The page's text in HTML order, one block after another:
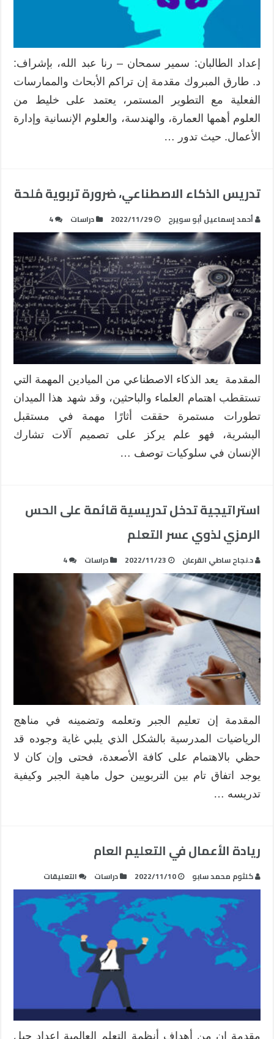
إعداد الطالبان: سمير سمحان – رنا عبد الله، بإشراف:
د. طارق المبروك مقدمة إن تراكم الأبحاث والممارسات
الفعلية مع التطوير المستمر، يعتمد على خليط من
العلوم أهمها العمارة، والهندسة، والعلوم الإنسانية وإدارة
الأعمال. حيث تدور …
تدريس الذكاء الاصطناعي، ضرورة تربوية مُلحة
أحمد إسماعيل أبو سويرح 2022/11/29 دراسات 4
المقدمة يعد الذكاء الاصطناعي من الميادين المهمة التي
تستقطب اهتمام العلماء والباحثين، وقد شهد هذا الميدان
تطورات مستمرة حققت أثارًا مهمة في مستقبل
البشرية، فهو علم يركز على تصميم آلات تشارك
الإنسان في سلوكيات توصف …
استراتيجية تدخل تدريسية قائمة على الحس
الرمزي لذوي عسر التعلم
د.نجاح ساطي القرعان 2022/11/23 دراسات 4
المقدمة إن تعليم الجبر وتعلمه وتضمينه في مناهج
الرياضيات المدرسية بالشكل الذي يلبي غاية وجوده قد
حظي بالاهتمام على كافة الأصعدة، فحتى وإن كان لا
يوجد اتفاق تام بين التربويين حول ماهية الجبر وكيفية
تدريسه …
ريادة الأعمال في التعليم العام
كلثوم محمد سابو 2022/11/10 دراسات التعليقات
ريادة
الأعمال
في
التعليم
مقدمة إن من أهداف أنظمة التعلم العالمية إعداد جيل